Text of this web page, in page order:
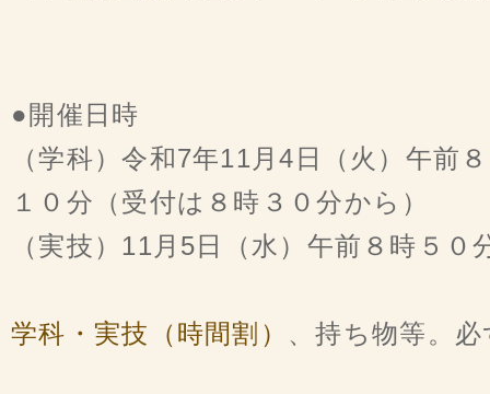
●開催日時
（学科）令和7年11月4日（火）午前
１０分（受付は８時３０分から）
（実技）11月5日（水）午前８時５０
学科・実技（時間割） 、持ち物等。